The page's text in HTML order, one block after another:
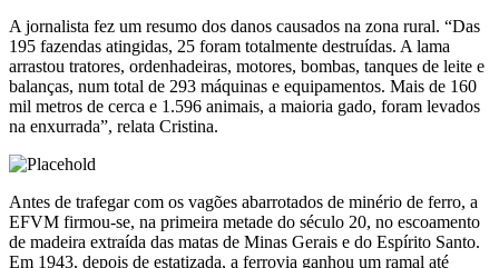
A jornalista fez um resumo dos danos causados na zona rural. “Das
195 fazendas atingidas, 25 foram totalmente destruídas. A lama
arrastou tratores, ordenhadeiras, motores, bombas, tanques de leite e
balanças, num total de 293 máquinas e equipamentos. Mais de 160
mil metros de cerca e 1.596 animais, a maioria gado, foram levados
na enxurrada”, relata Cristina.
Antes de trafegar com os vagões abarrotados de minério de ferro, a
EFVM firmou-se, na primeira metade do século 20, no escoamento
de madeira extraída das matas de Minas Gerais e do Espírito Santo.
Em 1943, depois de estatizada, a ferrovia ganhou um ramal até